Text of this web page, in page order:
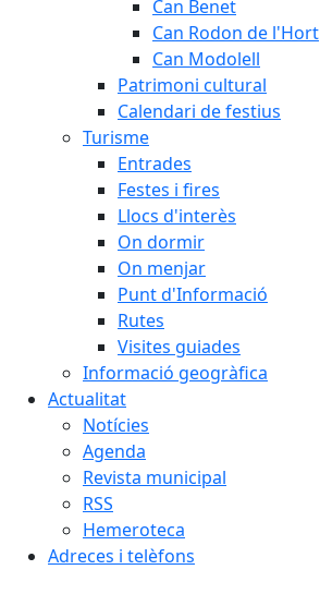
Can Benet
Can Rodon de l'Hort
Can Modolell
Patrimoni cultural
Calendari de festius
Turisme
Entrades
Festes i fires
Llocs d'interès
On dormir
On menjar
Punt d'Informació
Rutes
Visites guiades
Informació geogràfica
Actualitat
Notícies
Agenda
Revista municipal
RSS
Hemeroteca
Adreces i telèfons